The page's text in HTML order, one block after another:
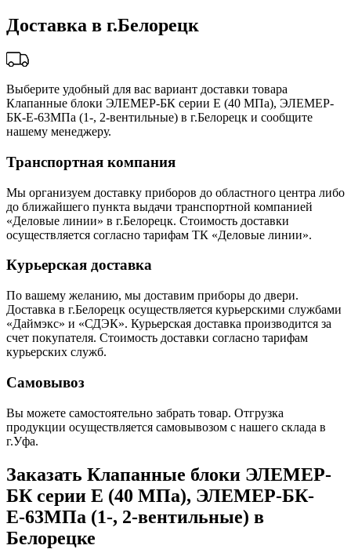
Доставка в г.Белорецк
Выберите удобный для вас вариант доставки товара
Клапанные блоки ЭЛЕМЕР-БК серии Е (40 МПа), ЭЛЕМЕР-
БК-Е-63МПа (1-, 2-вентильные) в г.Белорецк и сообщите
нашему менеджеру.
Транспортная компания
Мы организуем доставку приборов до областного центра либо
до ближайшего пункта выдачи транспортной компанией
«Деловые линии» в г.Белорецк. Стоимость доставки
осуществляется согласно тарифам ТК «Деловые линии».
Курьерская доставка
По вашему желанию, мы доставим приборы до двери.
Доставка в г.Белорецк осуществляется курьерскими службами
«Даймэкс» и «СДЭК». Курьерская доставка производится за
счет покупателя. Стоимость доставки согласно тарифам
курьерских служб.
Самовывоз
Вы можете самостоятельно забрать товар. Отгрузка
продукции осуществляется самовывозом с нашего склада в
г.Уфа.
Заказать Клапанные блоки ЭЛЕМЕР-
БК серии Е (40 МПа), ЭЛЕМЕР-БК-
Е-63МПа (1-, 2-вентильные) в
Белорецке